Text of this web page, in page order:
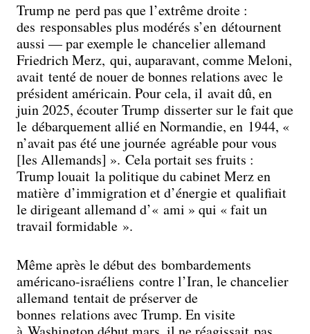
Trump ne perd pas que l’extrême droite :
des responsables plus modérés s’en détournent
aussi — par exemple le chancelier allemand
Friedrich Merz, qui, auparavant, comme Meloni,
avait tenté de nouer de bonnes relations avec le
président américain. Pour cela, il avait dû, en
juin 2025, écouter Trump disserter sur le fait que
le débarquement allié en Normandie, en 1944, «
n’avait pas été une journée agréable pour vous
[les Allemands] ». Cela portait ses fruits :
Trump louait la politique du cabinet Merz en
matière d’immigration et d’énergie et qualifiait
le dirigeant allemand d’« ami » qui « fait un
travail formidable ».
Même après le début des bombardements
américano-israéliens contre l’Iran, le chancelier
allemand tentait de préserver de
bonnes relations avec Trump. En visite